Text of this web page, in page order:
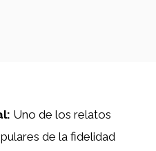
Uno de los relatos
de la fidelidad